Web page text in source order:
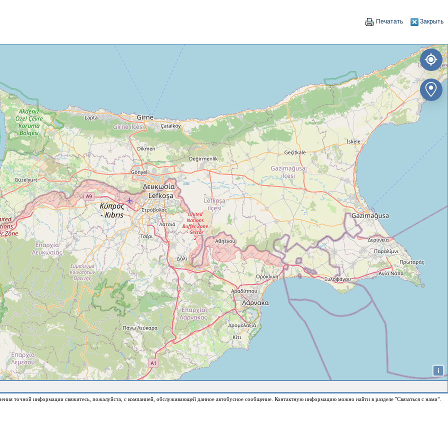
Печатать Закрыть
i
точной информации свяжитесь, пожалуйста, с компанией, обслуживающей данное автобусное сообщение. Контактную информацию можно найти в разделе "Связаться с нами".